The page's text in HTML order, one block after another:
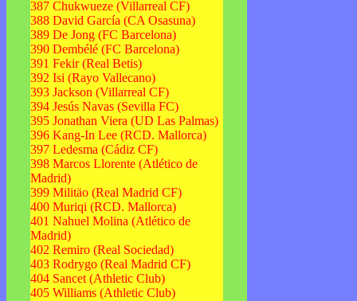
387 Chukwueze (Villarreal CF)
388 David García (CA Osasuna)
389 De Jong (FC Barcelona)
390 Dembélé (FC Barcelona)
391 Fekir (Real Betis)
392 Isi (Rayo Vallecano)
393 Jackson (Villarreal CF)
394 Jesús Navas (Sevilla FC)
395 Jonathan Viera (UD Las Palmas)
396 Kang-In Lee (RCD. Mallorca)
397 Ledesma (Cádiz CF)
398 Marcos Llorente (Atlético de
Madrid)
399 Militäo (Real Madrid CF)
400 Muriqi (RCD. Mallorca)
401 Nahuel Molina (Atlético de
Madrid)
402 Remiro (Real Sociedad)
403 Rodrygo (Real Madrid CF)
404 Sancet (Athletic Club)
405 Williams (Athletic Club)